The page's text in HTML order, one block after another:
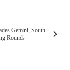
Gemini, South
Rounds